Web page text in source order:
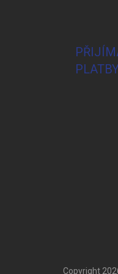
Copyright